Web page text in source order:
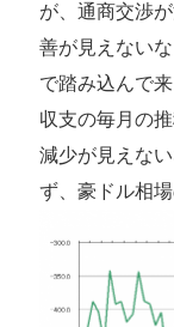
が、通商交渉
善が見えない
で踏み込んで
収支の毎月の
減少が見えな
ず、豪ドル相